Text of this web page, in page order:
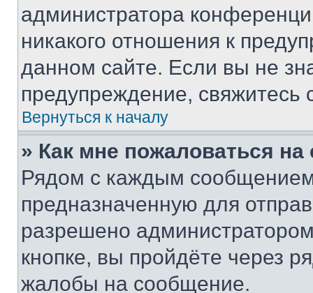
администратора
никакого отношения к
данном сайте. Если вы не
предупреждение,
Вернуться к началу
» Как мне пожаловаться
Рядом с каждым сообщением
предназначенную для
разрешено
кнопке, вы пройдёте через
жалобы на сообщение.